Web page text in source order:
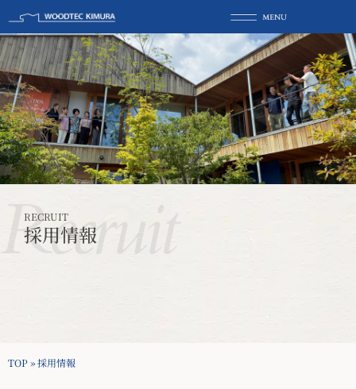
Recruit
RECRUIT
採用情報
TOP»採用情報